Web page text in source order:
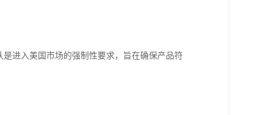
进入美国市场的强制性要求，旨在确保产品符